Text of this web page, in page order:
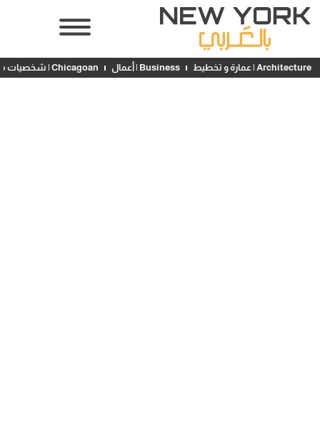
Architecture | عمارة و تخطيط Business | أعمال Chicagoan | شخصيات محلية